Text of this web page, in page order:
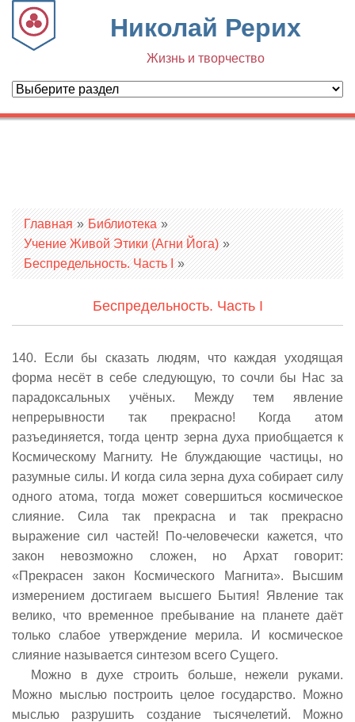
Николай Рерих
Жизнь и творчество
Вы здесь
Главная » Библиотека »
Учение Живой Этики (Агни Йога) »
Беспредельность. Часть I »
Беспредельность. Часть I
140. Если бы сказать людям, что каждая уходящая
форма несёт в себе следующую, то сочли бы Нас за
парадоксальных учёных. Между тем явление
непрерывности так прекрасно! Когда атом
разъединяется, тогда центр зерна духа приобщается к
Космическому Магниту. Не блуждающие частицы, но
разумные силы. И когда сила зерна духа собирает силу
одного атома, тогда может совершиться космическое
слияние. Сила так прекрасна и так прекрасно
выражение сил частей! По-человечески кажется, что
закон невозможно сложен, но Архат говорит:
«Прекрасен закон Космического Магнита». Высшим
измерением достигаем высшего Бытия! Явление так
велико, что временное пребывание на планете даёт
только слабое утверждение мерила. И космическое
слияние называется синтезом всего Сущего.
Можно в духе строить больше, нежели руками.
Можно мыслью построить целое государство. Можно
мыслью разрушить создание тысячелетий. Можно